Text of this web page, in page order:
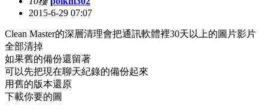
2015-6-29 07:07
Clean Master的深層清理會把通訊軟體裡30天以上的圖片影片
全部清掉
如果舊的備份還留著
可以先把現在聊天紀錄的備份起來
用舊的版本還原
下載你要的圖